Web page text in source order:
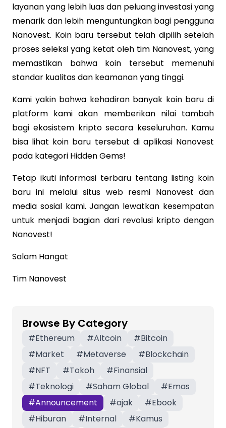
layanan yang lebih luas dan peluang investasi yang
menarik dan lebih menguntungkan bagi pengguna
Nanovest. Koin baru tersebut telah dipilih setelah
proses seleksi yang ketat oleh tim Nanovest, yang
memastikan bahwa koin tersebut memenuhi
standar kualitas dan keamanan yang tinggi.
Kami yakin bahwa kehadiran banyak koin baru di
platform kami akan memberikan nilai tambah
bagi ekosistem kripto secara keseluruhan. Kamu
bisa lihat koin baru tersebut di aplikasi Nanovest
pada kategori Hidden Gems!
Tetap ikuti informasi terbaru tentang listing koin
baru ini melalui situs web resmi Nanovest dan
media sosial kami. Jangan lewatkan kesempatan
untuk menjadi bagian dari revolusi kripto dengan
Nanovest!
Salam Hangat
Tim Nanovest
Browse By Category
#Ethereum #Altcoin #Bitcoin
#Market #Metaverse #Blockchain
#NFT #Tokoh #Finansial
#Teknologi #Saham Global #Emas
#Announcement #ajak #Ebook
#Hiburan #Internal #Kamus